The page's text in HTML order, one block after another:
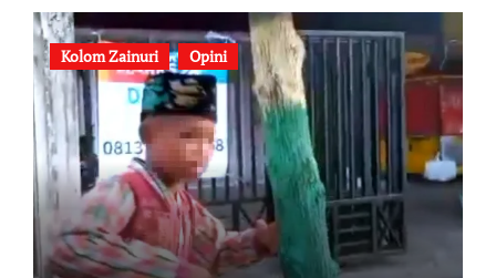
Kolom Zainuri Opini